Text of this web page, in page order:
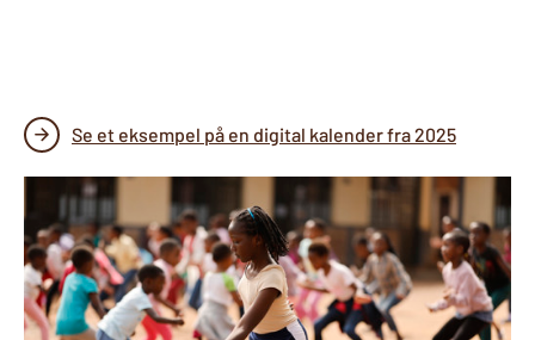
Se et eksempel på en digital kalender fra 2025